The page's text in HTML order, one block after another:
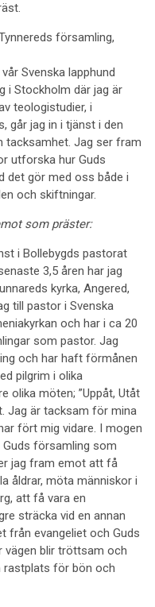
församling,
Svenska lapphund
i Stockholm där jag är
teologistudier, i
går jag in i tjänst i den
tacksamhet. Jag ser fram
utforska hur Guds
det gör med oss både i
och skiftningar.
som präster:
i Bollebygds pastorat
3,5 åren har jag
kyrka, Angered,
till pastor i Svenska
och har i ca 20
som pastor. Jag
och har haft förmånen
pilgrim i olika
olika möten; ”Uppåt, Utåt
Jag är tacksam för mina
fört mig vidare. I mogen
församling som
jag fram emot att få
åldrar, möta människor i
att få vara en
sträcka vid en annan
från evangeliet och Guds
vägen blir tröttsam och
rastplats för bön och